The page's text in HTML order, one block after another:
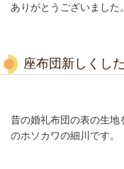
ありがとうございました。
座布団新しくした
昔の婚礼布団の表の生地
のホソカワの細川です。